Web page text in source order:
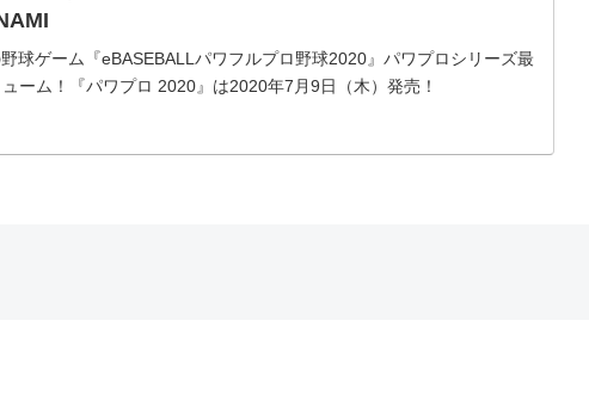
球ゲーム『eBASEBALLパワフルプロ野球2020』パワプロシリーズ最
ーム！『パワプロ 2020』は2020年7月9日（木）発売！